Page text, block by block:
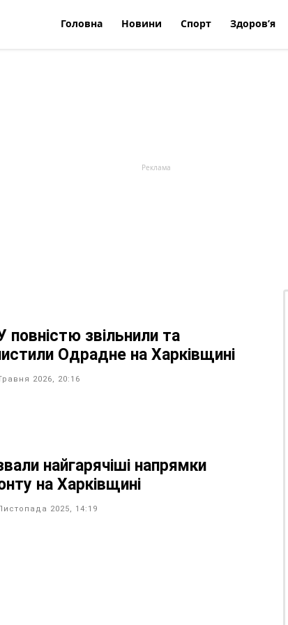
Головна Новини Спорт Здоров’я
повністю звільнили та
Одрадне на Харківщині
2026, 20:16
найгарячіші напрямки
на Харківщині
2025, 14:19